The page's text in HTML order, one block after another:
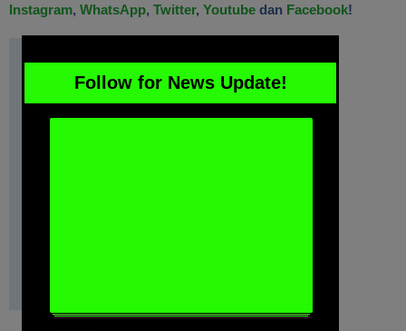
Follow for News Update!
Instagram, WhatsApp, Twitter, Youtube dan Facebook!